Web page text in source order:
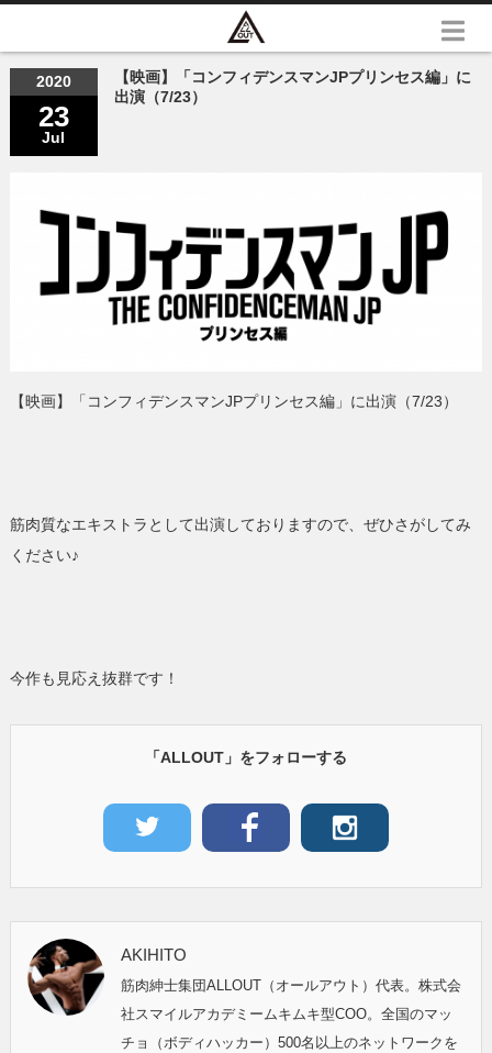
2020
23
Jul
【映画】「コンフィデンスマンJPプリンセス編」に
出演（7/23）
【映画】「コンフィデンスマンJPプリンセス編」に出演（7/23）
筋肉質なエキストラとして出演しておりますので、ぜひさがしてみ
ください♪
今作も見応え抜群です！
「ALLOUT」をフォローする
AKIHITO
筋肉紳士集団ALLOUT（オールアウト）代表。株式会
社スマイルアカデミームキムキ型COO。全国のマッ
チョ（ボディハッカー）500名以上のネットワークを